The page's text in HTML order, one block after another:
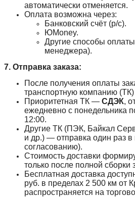
автоматически отменяется.
Оплата возможна через:
Банковский счёт (р/с).
ЮMoney.
Другие способы
менеджера).
7. Отправка заказа:
После получения оплаты
транспортную компанию (ТК)
Приоритетная ТК — СДЭК,
ежедневно с понедельника
12:00.
Другие ТК (ПЭК, Байкал
и др.) — отправка один раз
согласованию).
Стоимость доставки
только после полной сборки
Бесплатная доставка
руб. в пределах 2 500 км от
распространяется на